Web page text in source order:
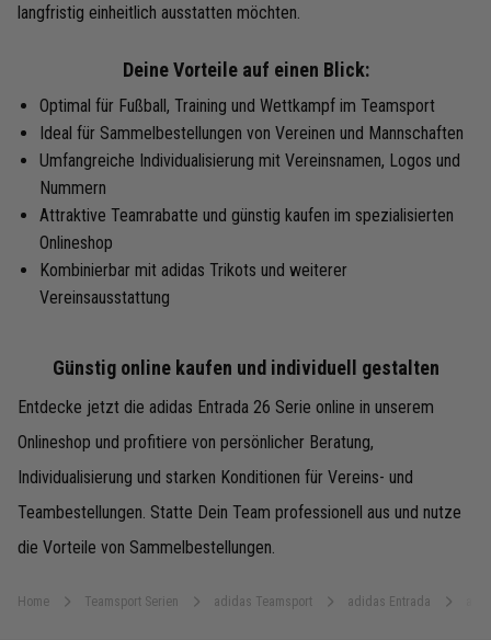
Home Teamsport Serien adidas Teamsport adidas Entrada
langfristig einheitlich ausstatten möchten.
Deine Vorteile auf einen Blick:
Optimal für Fußball, Training und Wettkampf im Teamsport
Ideal für Sammelbestellungen von Vereinen und Mannschaften
Umfangreiche Individualisierung mit Vereinsnamen, Logos und
Nummern
Attraktive Teamrabatte und günstig kaufen im spezialisierten
Onlineshop
Kombinierbar mit adidas Trikots und weiterer
Vereinsausstattung
Günstig online kaufen und individuell gestalten
Entdecke jetzt die adidas Entrada 26 Serie online in unserem
Onlineshop und profitiere von persönlicher Beratung,
Individualisierung und starken Konditionen für Vereins- und
Teambestellungen. Statte Dein Team professionell aus und nutze
die Vorteile von Sammelbestellungen.